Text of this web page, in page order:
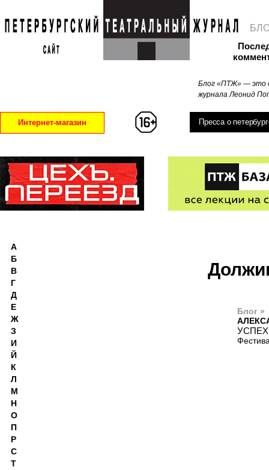
Блог «ПТЖ» — это
журнала Леонид
Интернет-магазин Пресса о
Блог »
А
Б
В
Г
Д
Е
Ж
З
И
Й
К
Л
М
Н
О
П
Р
С
Т